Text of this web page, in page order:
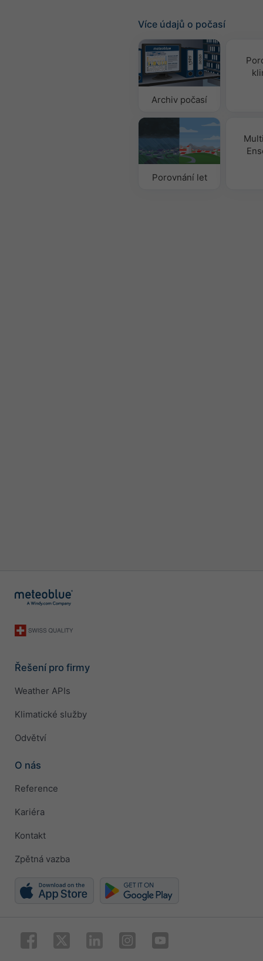
Více údajů o počasí
Archiv počasí
Porovnání let
Řešení pro firmy
Weather APIs
Klimatické služby
Odvětví
O nás
Reference
Kariéra
Kontakt
Zpětná vazba